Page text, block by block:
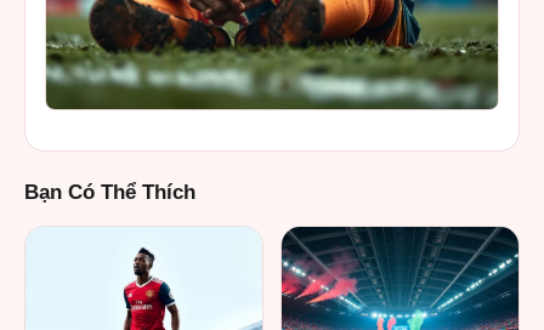
Bạn Có Thể Thích